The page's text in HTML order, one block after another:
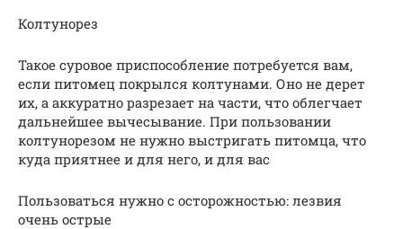
Колтунорез
Такое суровое приспособление потребуется вам,
если питомец покрылся колтунами. Оно не дерет
их, а аккуратно разрезает на части, что облегчает
дальнейшее вычесывание. При пользовании
колтунорезом не нужно выстригать питомца, что
куда приятнее и для него, и для вас
Пользоваться нужно с осторожностью: лезвия
очень острые